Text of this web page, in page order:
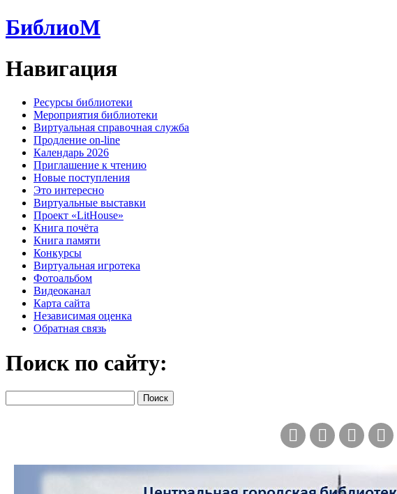
БиблиоМ
Навигация
Ресурсы библиотеки
Мероприятия библиотеки
Виртуальная справочная служба
Продление on-line
Календарь 2026
Приглашение к чтению
Новые поступления
Это интересно
Виртуальные выставки
Проект «LitHouse»
Книга почёта
Книга памяти
Конкурсы
Виртуальная игротека
Фотоальбом
Видеоканал
Карта сайта
Независимая оценка
Обратная связь
Поиск по сайту: